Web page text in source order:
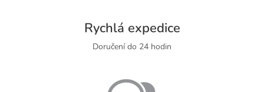
Rychlá expedice
Doručení do 24 hodin